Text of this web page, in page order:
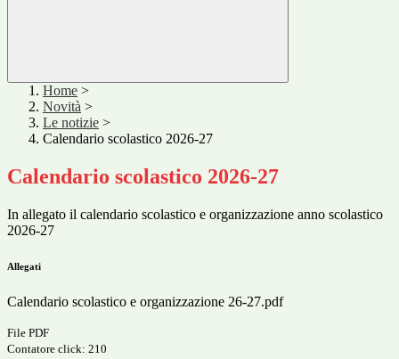
Home >
Novità >
Le notizie >
Calendario scolastico 2026-27
Calendario scolastico 2026-27
In allegato il calendario scolastico e organizzazione anno scolastico
2026-27
Allegati
Calendario scolastico e organizzazione 26-27.pdf
File PDF
Contatore click: 210